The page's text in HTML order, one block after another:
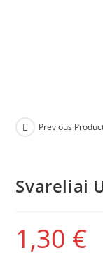
Previous
Svareliai
1,30 €